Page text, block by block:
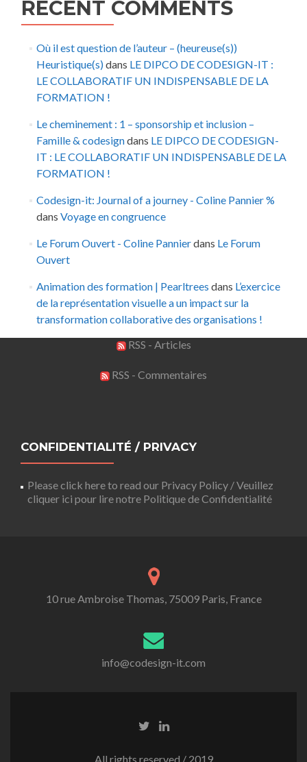
RECENT COMMENTS
Où il est question de l’auteur – (heureuse(s))
Heuristique(s)dans LE DIPCO DE CODESIGN-IT :
LE COLLABORATIF UN INDISPENSABLE DE LA
FORMATION !
Le cheminement : 1 – sponsorship et inclusion –
Famille & codesigndans LE DIPCO DE CODESIGN-
IT : LE COLLABORATIF UN INDISPENSABLE DE LA
FORMATION !
Codesign-it: Journal of a journey - Coline Pannier %
dans Voyage en congruence
Le Forum Ouvert - Coline Pannierdans Le Forum
Ouvert
Animation des formation | Pearltrees dans L’exercice
de la représentation visuelle a un impact sur la
transformation collaborative des organisations !
RSS - Articles
RSS - Commentaires
CONFIDENTIALITÉ / PRIVACY
Please click here to read our Privacy Policy / Veuillez
cliquer ici pour lire notre Politique de Confidentialité
10 rue Ambroise Thomas, 75009 Paris, France
info@codesign-it.com
All rights reserved / 2019